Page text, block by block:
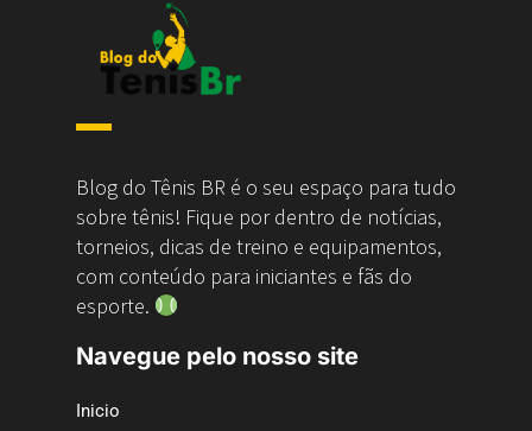
Blog do Tênis BR é o seu espaço para tudo
sobre tênis! Fique por dentro de notícias,
torneios, dicas de treino e equipamentos,
com conteúdo para iniciantes e fãs do
esporte.
Navegue pelo nosso site
Inicio